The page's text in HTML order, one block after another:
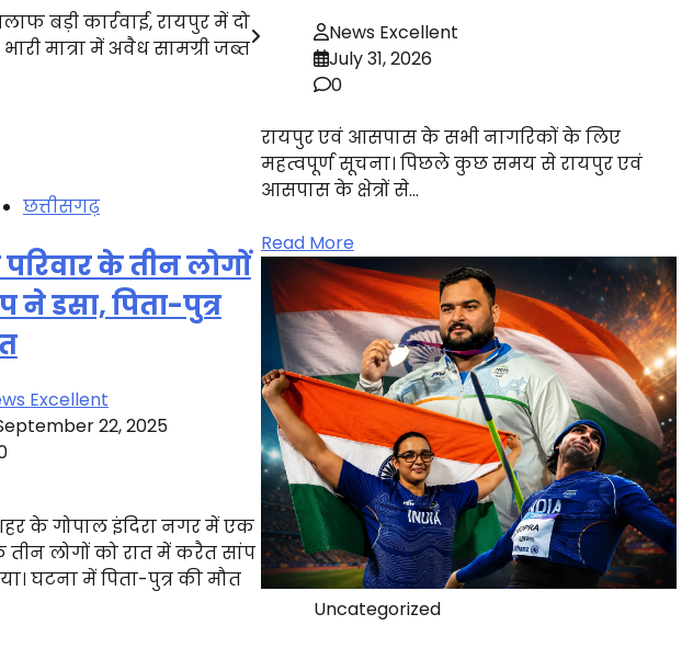
बड़ी कार्रवाई, रायपुर में दो
मात्रा में अवैध सामग्री जब्त
छत्तीसगढ़
के तीन लोगों
ने डसा, पिता-पुत्र
Excellent
22, 2025
के गोपाल इंदिरा नगर में एक
तीन लोगों को रात में करैत सांप
घटना में पिता-पुत्र की मौत
News Excellent
July 31, 2026
0
रायपुर एवं आसपास के सभी नागरिकों के लिए
महत्वपूर्ण सूचना। पिछले कुछ समय से रायपुर एवं
आसपास के क्षेत्रों से…
Read More
Uncategorized